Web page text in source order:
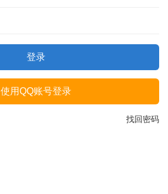
登录
使用QQ账号登录
找回密码